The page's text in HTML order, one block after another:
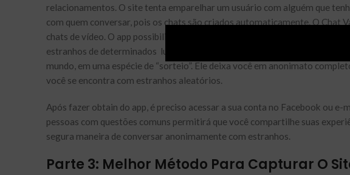
relacionamentos. O site tenta emparelhar um usuário com alguém que
com quem conversar, pois os chats são criados automaticamente. O Chat
chats de vídeo. O app possibilita conversas cara a cara e pode escolher
estranhos de determinados lugares. A plataforma permitia conversas
mundo, em uma espécie de “sorteio”. Ele deixa você em anonimato
você se encontra com estranhos aleatórios.
Após fazer obtain do app, é preciso acessar a sua conta no Facebook ou
pessoas com questões comuns permitirá que você compartilhe suas
segura maneira de conversar anonimamente com estranhos.
Parte 3: Melhor Método Para Capturar O